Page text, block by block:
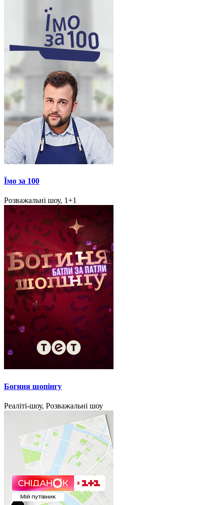
Їмо за 100
Розважальні шоу, 1+1
Богиня шопінгу
Реаліті-шоу, Розважальні шоу